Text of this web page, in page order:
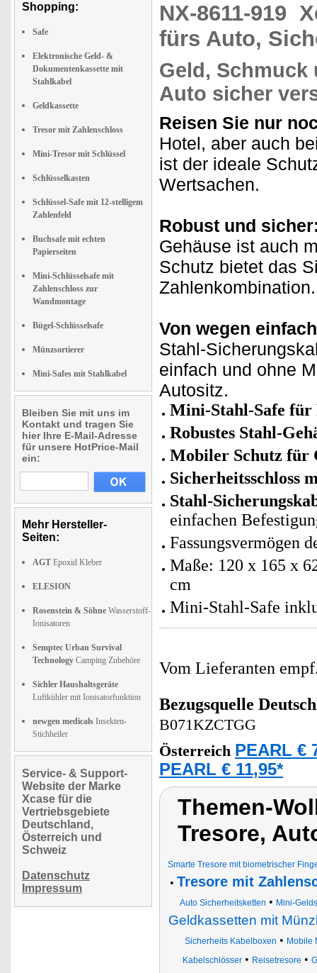
Shopping:
Safe
Elektronische Geld- &
Dokumentenkassette mit
Stahlkabel
Geldkassette
Tresor mit Zahlenschloss
Mini-Tresor mit Schlüssel
Schlüsselkasten
Schlüssel-Safe mit 12-stelligem
Zahlenfeld
Buchsafe mit echten
Papierseiten
Mini-Schlüsselsafe mit
Zahlenschloss zur
Wandmontage
Bügel-Schlüsselsafe
Münzsortierer
Mini-Safes mit Stahlkabel
Bleiben Sie mit uns im
Kontakt und tragen Sie
hier Ihre E-Mail-Adresse
für unsere HotPrice-Mail
ein:
Mehr Hersteller-
Seiten:
AGT Epoxid Kleber
ELESION
Rosenstein & Söhne Wasserstoff-
Ionisatoren
Semptec Urban Survival
Technology Camping Zubehöre
Sichler Haushaltsgeräte
Luftkühler mit Ionisatorfunktion
newgen medicals Insekten-
Stichheiler
Service- & Support-
Website der Marke
Xcase für die
Vertriebsgebiete
Deutschland,
Österreich und
Schweiz
Datenschutz
Impressum
NX-8611-919
fürs Auto,
Geld, Schmuck
Auto sicher
Reisen Sie nur
Hotel, aber auch
ist der ideale
Wertsachen.
Robust und
Gehäuse ist auch
Schutz bietet das
Zahlenkombination.
Von wegen
Stahl-
einfach und ohne
Autositz.
Mini-Stahl-Safe für
Robustes Stahl-
Mobiler Schutz für
Sicherheitsschloss
Stahl-
einfachen
Fassungsvermögen
Maße: 120 x 165 x
cm
Mini-Stahl-Safe
Vom Lieferanten
Bezugsquelle
B071KZCTGG
Österreich PEARL €
PEARL € 11,95*
Themen-
Tresore,
Smarte Tresore mit biometrischer
• Tresore mit
Auto Sicherheitsketten • Mini-
Geldkassetten mit
Sicherheits Kabelboxen • Mobile
Kabelschlösser • Reisetresore •